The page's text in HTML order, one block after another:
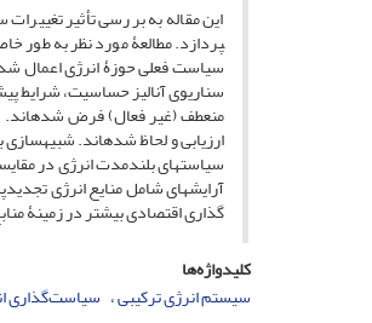
پردازد. مطالعۀ مورد نظر به طور
سیاست فعلی حوزۀ انرژی اعمال
سناریوی آنالیز حساسیت، شرایط
منعطف (غیر فعال) فرض شده­اند.
ارزیابی و لحاظ شده­اند.
سیاست­های بلندمدت انرژی در
گذاری اقتصادی بیشتر در زمینۀ
کلیدواژه‌ها
سیستم انرژی ترکیبی سیاست‌گذاری